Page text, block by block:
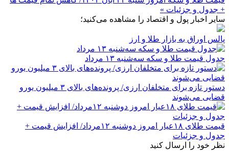
+ جدول و جزئیات »
سایر اخبار پول و اقتصاد را مشاهده می‌کنید؛
پالس اوراق به بازار طلا و ارز
جدول قیمت طلا و سکه سه‌شنبه ۱۳ مرداد
دستور تازه برای متخلفان ارزی/ پرونده‌های بالای ۳ میلیون یورو
قضایی می‌شوند
قیمت طلای ۱۸عیار امروز دوشنبه ۱۲مرداد/ افزایش قیمت +
جدول و جزئیات
نظر خود را ارسال کنید